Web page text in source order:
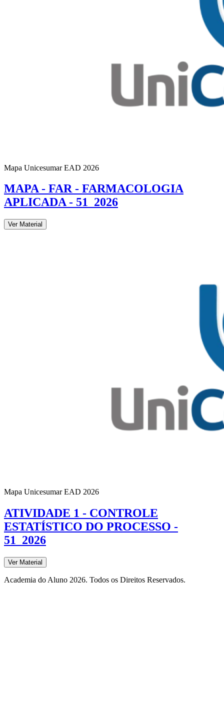
Mapa Unicesumar EAD 2026
MAPA - FAR - FARMACOLOGIA
APLICADA - 51_2026
Ver Material
Mapa Unicesumar EAD 2026
ATIVIDADE 1 - CONTROLE
ESTATÍSTICO DO PROCESSO -
51_2026
Ver Material
Academia do Aluno 2026. Todos os Direitos Reservados.